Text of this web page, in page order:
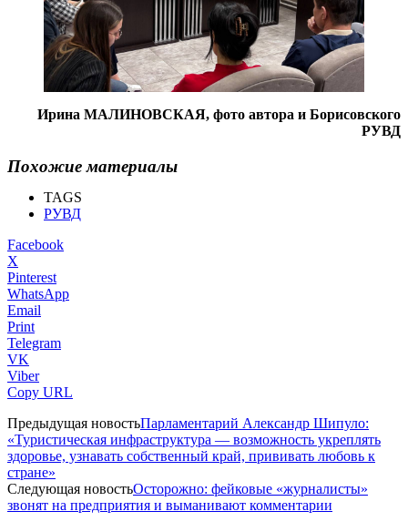
Ирина МАЛИНОВСКАЯ, фото автора и Борисовского
РУВД
Похожие материалы
TAGS
РУВД
Facebook
X
Pinterest
WhatsApp
Email
Print
Telegram
VK
Viber
Copy URL
Предыдущая новостьПарламентарий Александр Шипуло:
«Туристическая инфраструктура — возможность укреплять
здоровье, узнавать собственный край, прививать любовь к
стране»
Следующая новостьОсторожно: фейковые «журналисты»
звонят на предприятия и выманивают комментарии